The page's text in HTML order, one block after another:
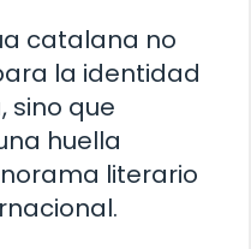
catalana no
la identidad
sino que
huella
literario